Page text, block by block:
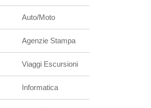
Auto/Moto
Agenzie Stampa
Viaggi Escursioni
Informatica